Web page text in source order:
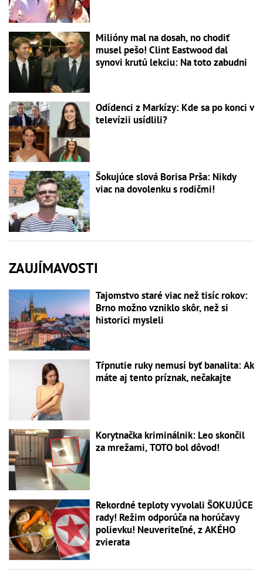
Milióny mal na dosah, no chodiť
musel pešo! Clint Eastwood dal
synovi krutú lekciu: Na toto zabudni
Odídenci z Markízy: Kde sa po konci v
televízii usídlili?
Šokujúce slová Borisa Prša: Nikdy
viac na dovolenku s rodičmi!
ZAUJÍMAVOSTI
Tajomstvo staré viac než tisíc rokov:
Brno možno vzniklo skôr, než si
historici mysleli
Tŕpnutie ruky nemusí byť banalita: Ak
máte aj tento príznak, nečakajte
Korytnačka kriminálnik: Leo skončil
za mrežami, TOTO bol dôvod!
Rekordné teploty vyvolali ŠOKUJÚCE
rady! Režim odporúča na horúčavy
polievku! Neuveriteľné, z AKÉHO
zvierata